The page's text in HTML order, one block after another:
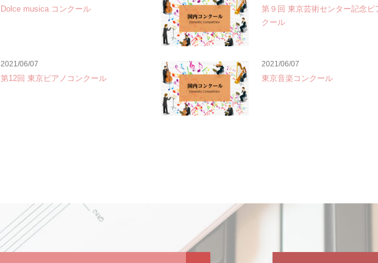
Dolce musica コンクール
第９回 東京芸術センター記念ピ
クール
2021/06/07
第12回 東京ピアノコンクール
2021/06/07
東京音楽コンクール